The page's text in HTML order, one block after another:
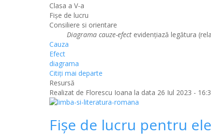
Clasa a V-a
Fișe de lucru
Consiliere si orientare
Diagrama cauze-efect evidențiază legătura
Cauza
Efect
diagrama
Citiţi mai departe
Resursă
Realizat de Florescu Ioana la data 26 Iul 2023 -
Fișe de lucru pentru